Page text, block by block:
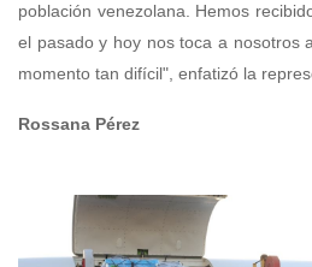
población venezolana. Hemos
el pasado y hoy nos toca a nosotros
momento tan difícil", enfatizó la
Rossana Pérez